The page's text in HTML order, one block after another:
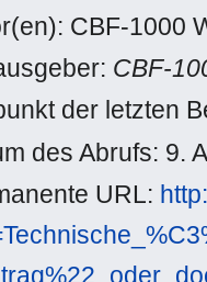
CBF-1000
CBF-
der letzten
des Abrufs: 9.
URL: